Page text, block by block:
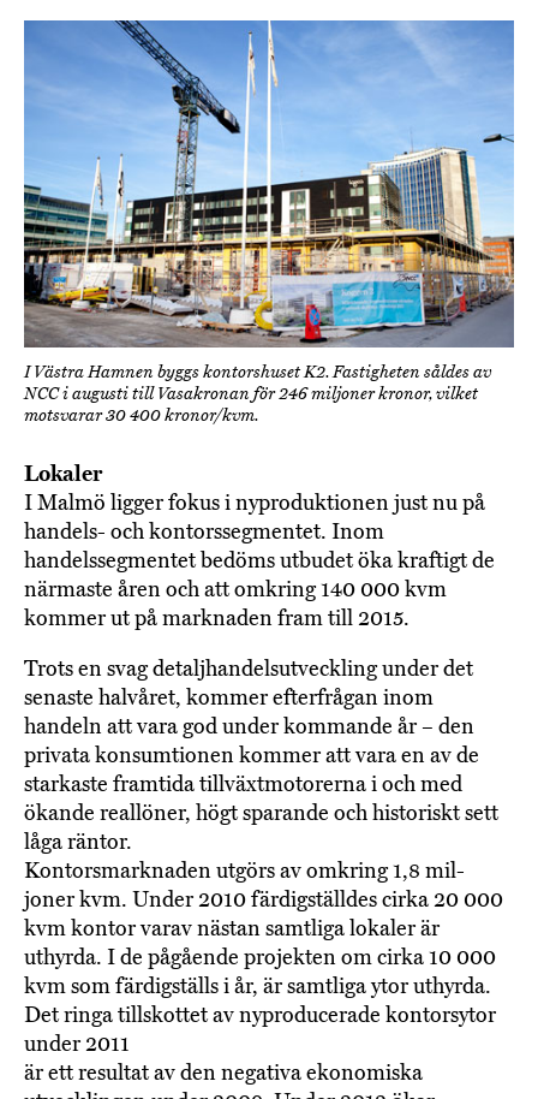
I Västra Hamnen byggs kontorshuset K2. Fastigheten såldes av
NCC i augusti till Vasakronan för 246 miljoner kronor, vilket
motsvarar 30 400 kronor/kvm.
Lokaler
I Malmö ligger fokus i nyproduktionen just nu på
handels- och kontorssegmentet. Inom
handelssegmentet bedöms utbudet öka kraftigt de
närmaste åren och att omkring 140 000 kvm
kommer ut på marknaden fram till 2015.
Trots en svag detaljhandelsutveckling under det
senaste halvåret, kommer efterfrågan inom
handeln att vara god under kommande år – den
privata konsumtionen kommer att vara en av de
starkaste framtida tillväxtmotorerna i och med
ökande reallöner, högt sparande och historiskt sett
låga räntor.
Kontorsmarknaden utgörs av omkring 1,8 mil-
joner kvm. Under 2010 färdigställdes cirka 20 000
kvm kontor varav nästan samtliga lokaler är
uthyrda. I de pågående projekten om cirka 10 000
kvm som färdigställs i år, är samtliga ytor uthyrda.
Det ringa tillskottet av nyproducerade kontors­ytor
under 2011
är ett resultat av den negativa ekonomiska